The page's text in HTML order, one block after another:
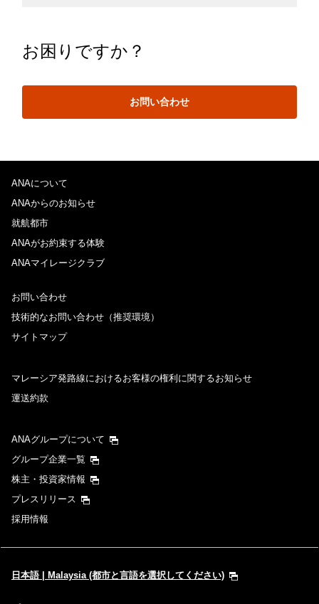
お困りですか？
お問い合わせ
ANAについて
ANAからのお知らせ
就航都市
ANAがお約束する体験
ANAマイレージクラブ
お問い合わせ
技術的なお問い合わせ（推奨環境）
サイトマップ
マレーシア発路線におけるお客様の権利に関するお知らせ
運送約款
ANAグループについて
グループ企業一覧
株主・投資家情報
プレスリリース
採用情報
日本語 | Malaysia (都市と言語を選択してください)